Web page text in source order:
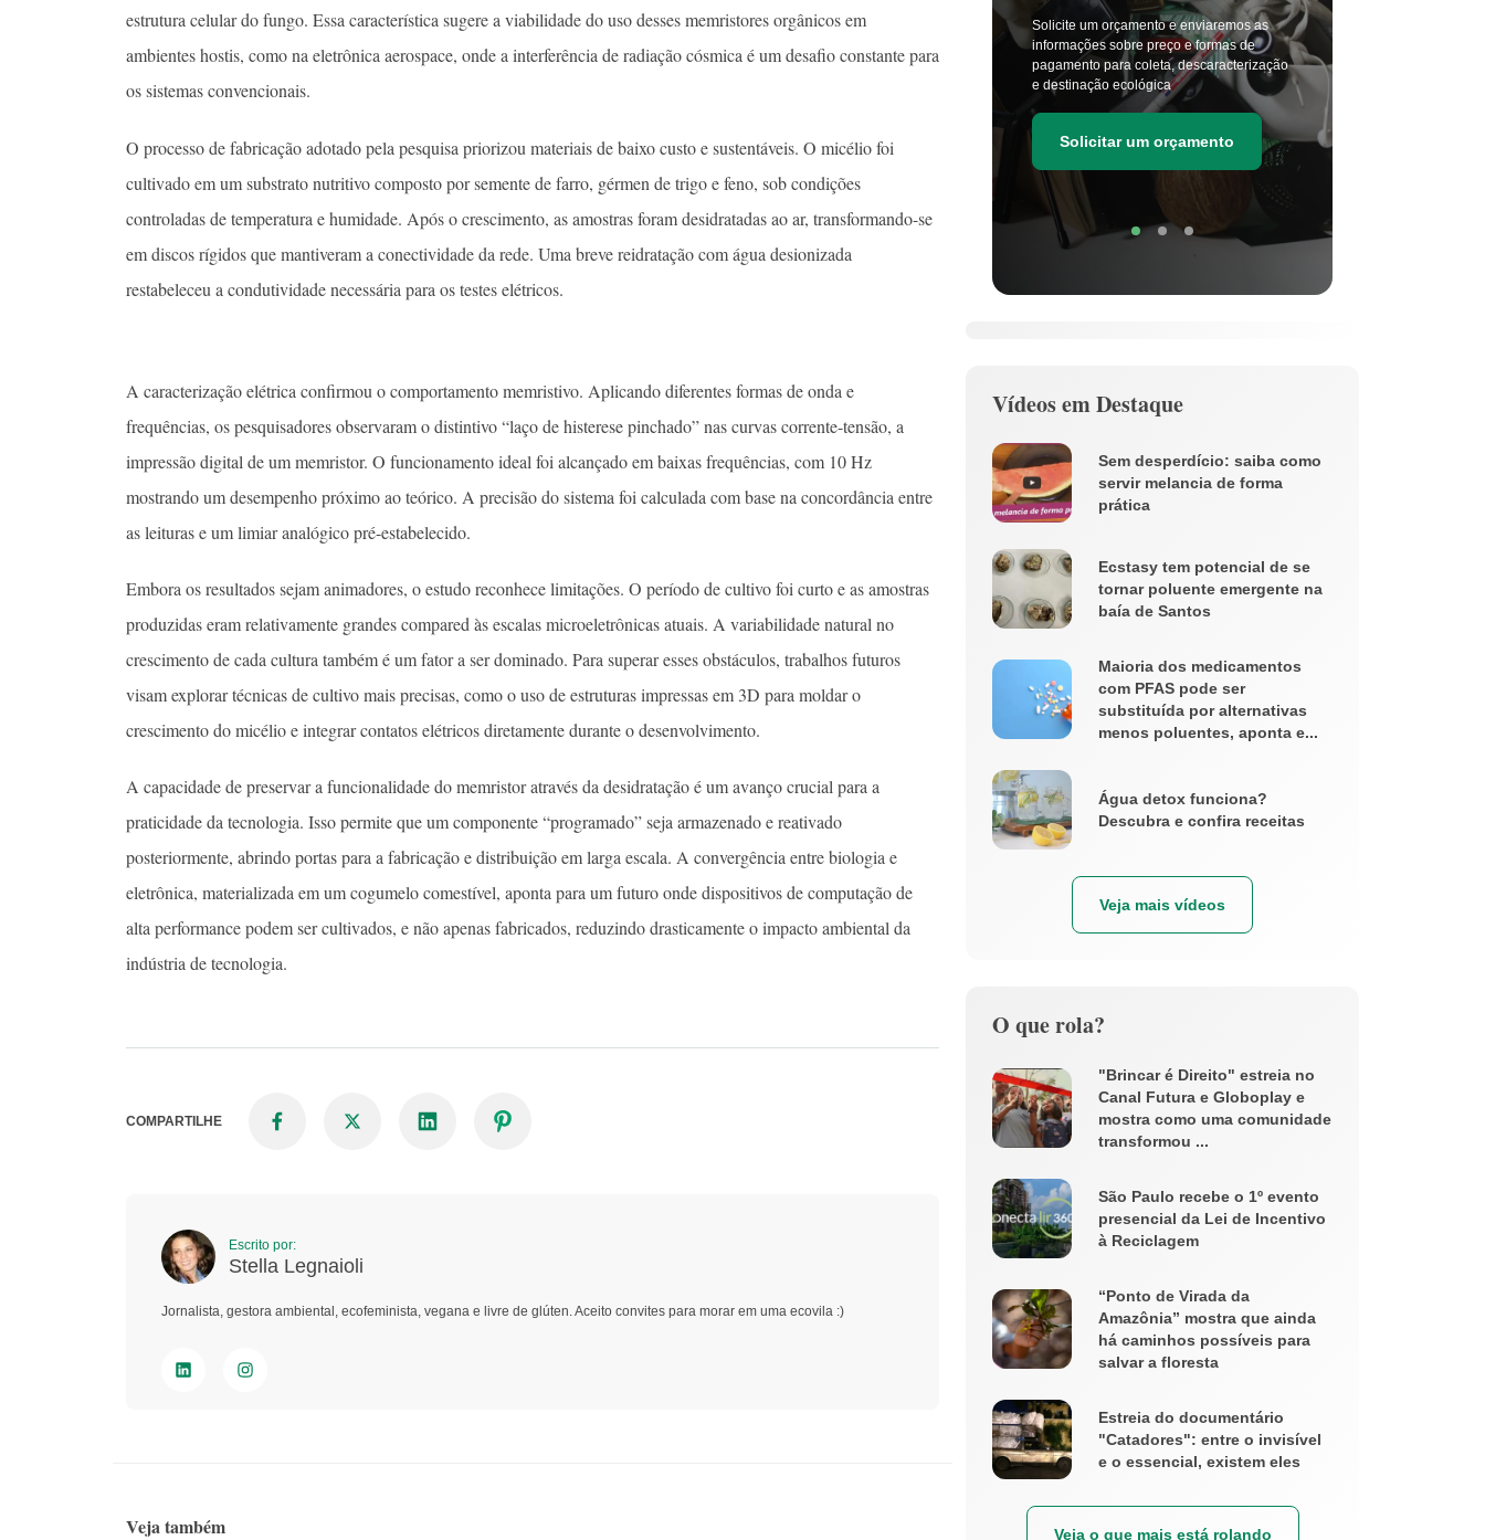
estrutura celular do fungo. Essa característica sugere a viabilidade do uso desses memristores orgânicos em
ambientes hostis, como na eletrônica aerospace, onde a interferência de radiação cósmica é um desafio constante para
os sistemas convencionais.
O processo de fabricação adotado pela pesquisa priorizou materiais de baixo custo e sustentáveis. O micélio foi
cultivado em um substrato nutritivo composto por semente de farro, gérmen de trigo e feno, sob condições
controladas de temperatura e humidade. Após o crescimento, as amostras foram desidratadas ao ar, transformando-se
em discos rígidos que mantiveram a conectividade da rede. Uma breve reidratação com água desionizada
restabeleceu a condutividade necessária para os testes elétricos.
A caracterização elétrica confirmou o comportamento memristivo. Aplicando diferentes formas de onda e
frequências, os pesquisadores observaram o distintivo “laço de histerese pinchado” nas curvas corrente-tensão, a
impressão digital de um memristor. O funcionamento ideal foi alcançado em baixas frequências, com 10 Hz
mostrando um desempenho próximo ao teórico. A precisão do sistema foi calculada com base na concordância entre
as leituras e um limiar analógico pré-estabelecido.
Embora os resultados sejam animadores, o estudo reconhece limitações. O período de cultivo foi curto e as amostras
produzidas eram relativamente grandes compared às escalas microeletrônicas atuais. A variabilidade natural no
crescimento de cada cultura também é um fator a ser dominado. Para superar esses obstáculos, trabalhos futuros
visam explorar técnicas de cultivo mais precisas, como o uso de estruturas impressas em 3D para moldar o
crescimento do micélio e integrar contatos elétricos diretamente durante o desenvolvimento.
A capacidade de preservar a funcionalidade do memristor através da desidratação é um avanço crucial para a
praticidade da tecnologia. Isso permite que um componente “programado” seja armazenado e reativado
posteriormente, abrindo portas para a fabricação e distribuição em larga escala. A convergência entre biologia e
eletrônica, materializada em um cogumelo comestível, aponta para um futuro onde dispositivos de computação de
alta performance podem ser cultivados, e não apenas fabricados, reduzindo drasticamente o impacto ambiental da
indústria de tecnologia.
COMPARTILHE
Escrito por:
Stella Legnaioli
Jornalista, gestora ambiental, ecofeminista, vegana e livre de glúten. Aceito convites para morar em uma ecovila :)
Veja também
Solicite um orçamento e enviaremos as
informações sobre preço e formas de
pagamento para coleta, descaracterização
e destinação ecológica
Solicitar um orçamento
Vídeos em Destaque
Sem desperdício: saiba como
servir melancia de forma
prática
Ecstasy tem potencial de se
tornar poluente emergente na
baía de Santos
Maioria dos medicamentos
com PFAS pode ser
substituída por alternativas
menos poluentes, aponta e...
Água detox funciona?
Descubra e confira receitas
Veja mais vídeos
O que rola?
"Brincar é Direito" estreia no
Canal Futura e Globoplay e
mostra como uma comunidade
transformou ...
São Paulo recebe o 1º evento
presencial da Lei de Incentivo
à Reciclagem
“Ponto de Virada da
Amazônia” mostra que ainda
há caminhos possíveis para
salvar a floresta
Estreia do documentário
"Catadores": entre o invisível
e o essencial, existem eles
Veja o que mais está rolando